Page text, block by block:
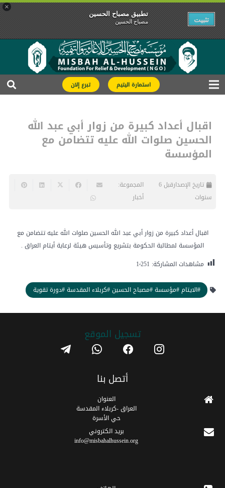
×
تطبیق مصباح الحسین
مصباح الحسین تثبیت
استمارة اليتيم تبرع إلان
اقبال أعداد كبيرة من زوار أبي عبد الله
الحسين صلوات الله عليه تتضامن مع
المؤسسة
تاريخ الإصدار
قبل 6
سنوات
المجموعة:
أخبار
اقبال أعداد كبيرة من زوار أبي عبد الله الحسين صلوات الله عليه تتضامن مع
المؤسسة لمطالبة الحكومة بتشريع وتأسيس هيئة لرعاية أيتام العراق .
مشاهدات المشاركة: 1٬251
#الايتام #مؤسسة #مصباح الحسين #كربلاء المقدسة #دورة تقوية
تسجیل الموقع instagram
facebook
whatsapp
telegram
أتصل بنا
العنوان
العراق -كربلاء المقدسة
حي الأسرة
برید الکتروني
info@misbahalhussein.org